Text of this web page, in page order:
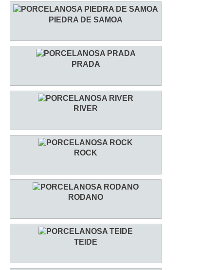
PIEDRA DE SAMOA
PRADA
RIVER
ROCK
RODANO
TEIDE